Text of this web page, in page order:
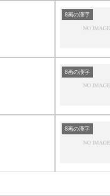
8画の漢字
8画の漢字
8画の漢字